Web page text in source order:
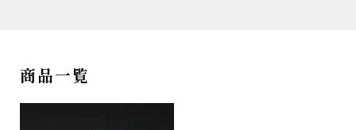
商品一覧